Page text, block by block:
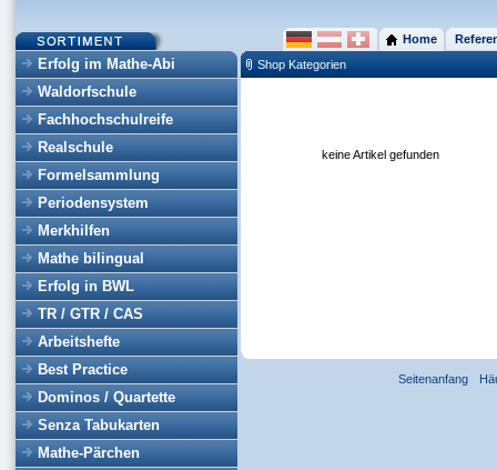
Erfolg im Mathe-Abi
Waldorfschule
Fachhochschulreife
Realschule
Formelsammlung
Periodensystem
Merkhilfen
Mathe bilingual
Erfolg in BWL
TR / GTR / CAS
Arbeitshefte
Best Practice
Dominos / Quartette
Senza Tabukarten
Mathe-Pärchen
Home
Shop Kategorien
keine Artikel gefunden
Seitenanfang